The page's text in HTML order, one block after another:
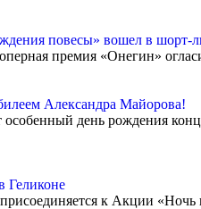
повесы» вошел в
премия «Онегин»
Александра Майорова!
особенный день рождения
Геликоне
к Акции